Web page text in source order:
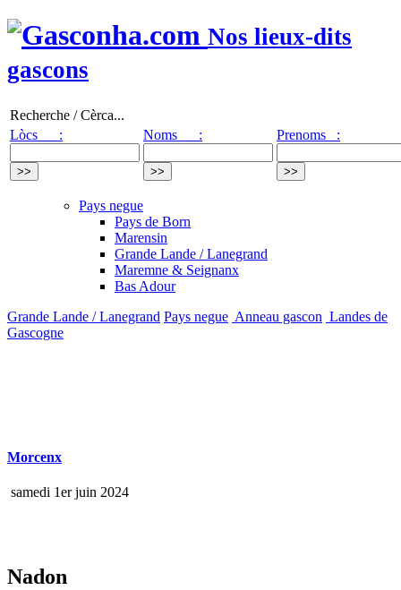
Nos lieux-dits
gascons
Recherche / Cèrca...
Lòcs :
Noms : Prenoms :
Pays negue
Pays de Born
Marensin
Grande Lande / Lanegrand
Maremne & Seignanx
Bas Adour
Grande Lande / Lanegrand Pays negue Anneau gascon Landes de
Gascogne
Morcenx
samedi 1er juin 2024
Nadon